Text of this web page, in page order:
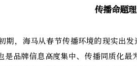
传播命题
期，海马从春节传播环境的现实出发
是品牌信息高度集中、传播同质化